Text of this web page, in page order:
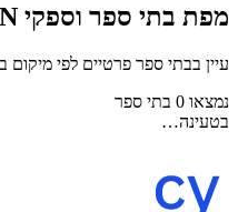
מפת בתי ספר וספקי SEN
עיין בבתי ספר פרטיים לפי מיקום
נמצאו 0 בתי ספר
בטעינה…